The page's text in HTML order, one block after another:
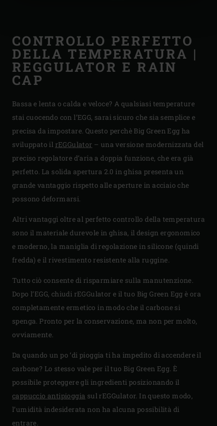
CONTROLLO PERFETTO
DELLA TEMPERATURA |
REGGULATOR E RAIN
CAP
Bassa e lenta o calda e veloce? A qualsiasi temperature
stai cuocendo con l’EGG, sarai sicuro che sia semplice e
precisa da impostare. Questo perchè Big Green Egg ha
sviluppato il rEGGulator – una versione modernizzata del
preciso regolatore d’aria a doppia funzione, che era già
perfetto. La solida apertura 2.0 in ghisa presenta un
grande vantaggio rispetto alle aperture in acciaio che
possono deformarsi.
Altri vantaggi oltre al perfetto controllo della temperatura
sono il materiale durevole in ghisa, il design ergonomico
e moderno, la maniglia di regolazione in silicone (quindi
fredda) e il rivestimento resistente alla ruggine.
Tutto ciò consente di risparmiare sulla manutenzione.
Dopo l’EGG, chiudi rEGGulator e il tuo Big Green Egg è ora
completamente ermetico in modo che il carbone si
spenga. Pronto per la conservazione, ma non per molto,
ovviamente.
Da quando un po ‘di pioggia ti ha impedito di accendere il
carbone? Lo stesso vale per il tuo Big Green Egg. È
possibile proteggere gli ingredienti posizionando il
cappuccio antipioggia sul rEGGulator. In questo modo,
l’umidità indesiderata non ha alcuna possibilità di
entrare.